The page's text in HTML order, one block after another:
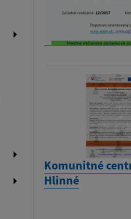
Komunitné
Hlinné